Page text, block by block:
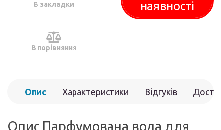
В закладки
В порівняння
наявності
Опис Характеристики Відгуків
Опис Парфумована вода для